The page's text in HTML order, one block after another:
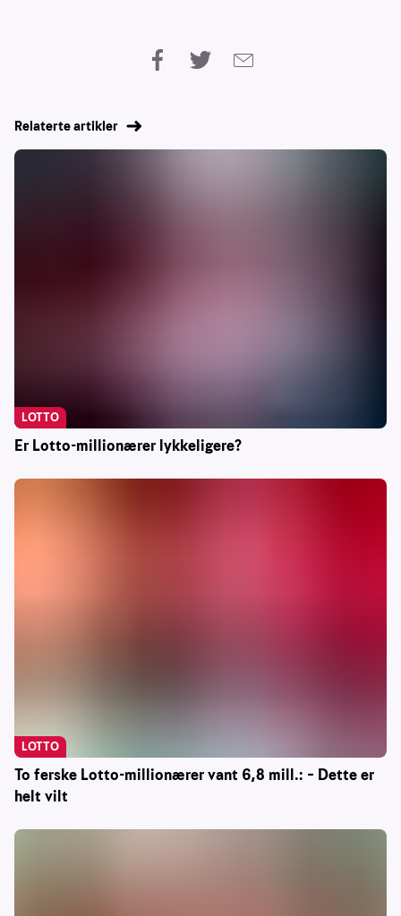
Relaterte artikler
Er Lotto-millionærer lykkeligere?
LOTTO
To ferske Lotto-millionærer vant 6,8 mill.: – Dette er
helt vilt
LOTTO